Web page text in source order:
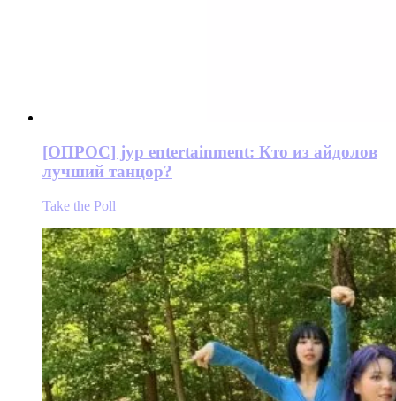
[ОПРОС] jyp entertainment: Кто из айдолов
лучший танцор?
Take the Poll